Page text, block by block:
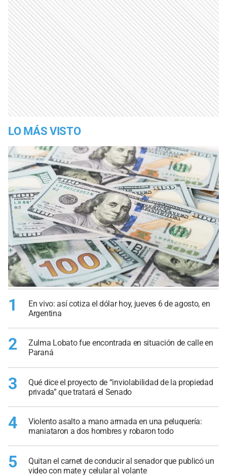
LO MÁS VISTO
1
En vivo: así cotiza el dólar hoy, jueves 6 de agosto, en
Argentina
2
Zulma Lobato fue encontrada en situación de calle en
Paraná
3
Qué dice el proyecto de “inviolabilidad de la propiedad
privada” que tratará el Senado
4
Violento asalto a mano armada en una peluquería:
maniataron a dos hombres y robaron todo
5
Quitan el carnet de conducir al senador que publicó un
video con mate y celular al volante